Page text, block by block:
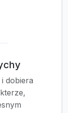
dobiera